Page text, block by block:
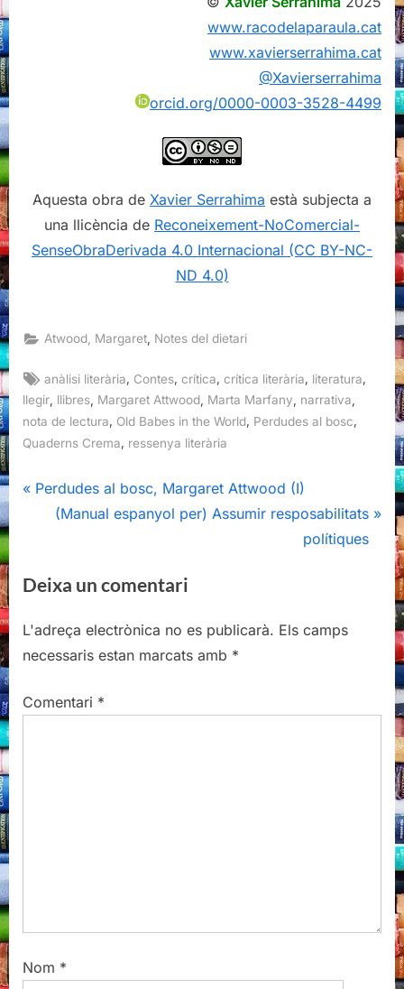
www.racodelaparaula.cat
www.xavierserrahima.cat
@Xavierserrahima
orcid.org/0000-0003-3528-4499
Aquesta obra de Xavier Serrahima està subjecta a
una llicència de Reconeixement-NoComercial-
SenseObraDerivada 4.0 Internacional (CC BY-NC-
ND 4.0)
Atwood, Margaret Notes del dietari
Tags:
anàlisi literària Contes ,crítica ,crítica literària literatura
llegir llibres Margaret Attwood Marta Marfany narrativa
nota de lectura, Old Babes in the World, Perdudes al bosc,
Quaderns Crema, ressenya literària
Navegació
d'entrades
P
i
u
s
o
Perdudes al bosc, Margaret Attwood (I)
N
t
o
s
:
(Manual espanyol per) Assumir resposabilitats
polítiques
Deixa un comentari
L'adreça electrònica no es publicarà. Els camps
necessaris estan marcats amb *
Comentari *
Nom *